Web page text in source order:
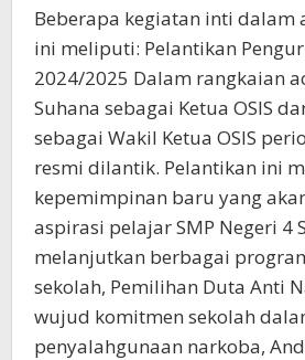
Beberapa kegiatan inti dalam
ini meliputi: Pelantikan
2024/2025 Dalam rangkaian
Suhana sebagai Ketua OSIS
sebagai Wakil Ketua OSIS
resmi dilantik. Pelantikan ini
kepemimpinan baru yang
aspirasi pelajar SMP Negeri 4
melanjutkan berbagai
sekolah, Pemilihan Duta Anti
wujud komitmen sekolah
penyalahgunaan narkoba,